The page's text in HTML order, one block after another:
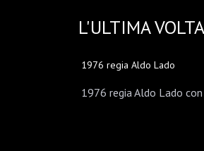
L'ULTIMA VOLTA
1976 regia Aldo Lado
1976 regia Aldo Lado